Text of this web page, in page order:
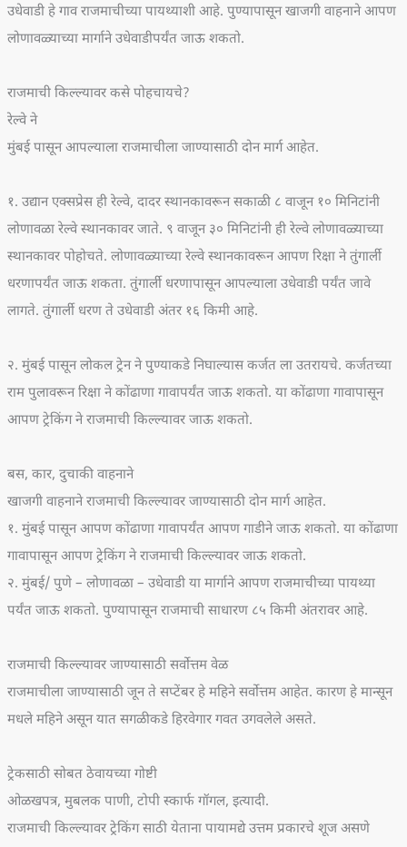
उधेवाडी हे गाव राजमाचीच्या पायथ्याशी आहे. पुण्यापासून खाजगी वाहनाने आपण
लोणावळ्याच्या मार्गाने उधेवाडीपर्यंत जाऊ शकतो.
राजमाची किल्ल्यावर कसे पोहचायचे?
रेल्वे ने
मुंबई पासून आपल्याला राजमाचीला जाण्यासाठी दोन मार्ग आहेत.
१. उद्यान एक्सप्रेस ही रेल्वे, दादर स्थानकावरून सकाळी ८ वाजून १० मिनिटांनी
लोणावळा रेल्वे स्थानकावर जाते. ९ वाजून ३० मिनिटांनी ही रेल्वे लोणावळ्याच्या
स्थानकावर पोहोचते. लोणावळ्याच्या रेल्वे स्थानकावरून आपण रिक्षा ने तुंगार्ली
धरणापर्यंत जाऊ शकता. तुंगार्ली धरणापासून आपल्याला उधेवाडी पर्यंत जावे
लागते. तुंगार्ली धरण ते उधेवाडी अंतर १६ किमी आहे.
२. मुंबई पासून लोकल ट्रेन ने पुण्याकडे निघाल्यास कर्जत ला उतरायचे. कर्जतच्या
राम पुलावरून रिक्षा ने कोंढाणा गावापर्यंत जाऊ शकतो. या कोंढाणा गावापासून
आपण ट्रेकिंग ने राजमाची किल्ल्यावर जाऊ शकतो.
बस, कार, दुचाकी वाहनाने
खाजगी वाहनाने राजमाची किल्ल्यावर जाण्यासाठी दोन मार्ग आहेत.
१. मुंबई पासून आपण कोंढाणा गावापर्यंत आपण गाडीने जाऊ शकतो. या कोंढाणा
गावापासून आपण ट्रेकिंग ने राजमाची किल्ल्यावर जाऊ शकतो.
२. मुंबई/ पुणे – लोणावळा – उधेवाडी या मार्गाने आपण राजमाचीच्या पायथ्या
पर्यंत जाऊ शकतो. पुण्यापासून राजमाची साधारण ८५ किमी अंतरावर आहे.
राजमाची किल्ल्यावर जाण्यासाठी सर्वोत्तम वेळ
राजमाचीला जाण्यासाठी जून ते सप्टेंबर हे महिने सर्वोत्तम आहेत. कारण हे मान्सून
मधले महिने असून यात सगळीकडे हिरवेगार गवत उगवलेले असते.
ट्रेकसाठी सोबत ठेवायच्या गोष्टी
ओळखपत्र, मुबलक पाणी, टोपी स्कार्फ गॉगल, इत्यादी.
राजमाची किल्ल्यावर ट्रेकिंग साठी येताना पायामद्ये उत्तम प्रकारचे शूज असणे